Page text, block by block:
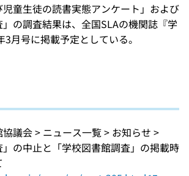
児童生徒の読書実態アンケート」および
」の調査結果は、全国SLAの機関誌『学
月号に掲載予定としている。
議会 > ニュース一覧 > お知らせ >
」の中止と「学校図書館調査」の掲載時